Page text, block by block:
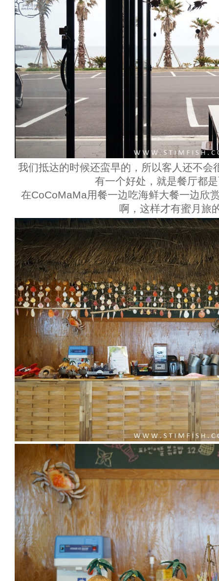
我们抵达的时候还蛮早的，所以客人还不会
有一个好处，就是餐厅都
在CoCoMaMa用餐一边吃海鲜大餐一边欣
啊，这样才有蜜月旅